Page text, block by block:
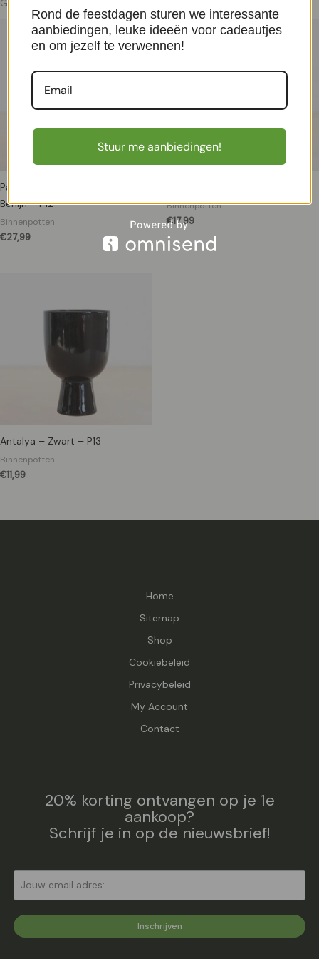
Gerelateerde producten
Paddenstoel plantenpot –
Berlijn – P12
Binnenpotten
€27,99
Binnenpotten
€17,99
Antalya – Zwart – P13
Binnenpotten
€11,99
Home
Sitemap
Shop
Cookiebeleid
Privacybeleid
My Account
Contact
20% korting ontvangen op je 1e
aankoop?
Schrijf je in op de nieuwsbrief!
Inschrijven
Rond de feestdagen sturen we interessante
aanbiedingen, leuke ideeën voor cadeautjes
en om jezelf te verwennen!
Stuur me aanbiedingen!